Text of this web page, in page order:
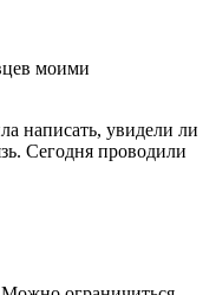
моими
написать, увидели ли
Сегодня проводили